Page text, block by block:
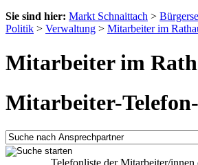
Sie sind hier: Markt Schnaittach >
Politik > Verwaltung > Mitarbeiter im
Mitarbeiter im
Mitarbeiter-